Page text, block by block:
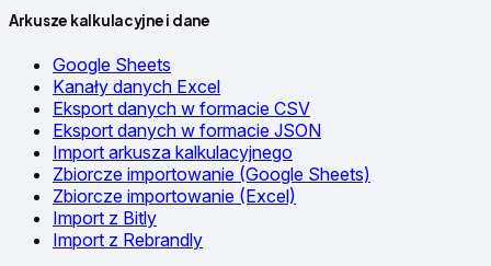
Arkusze kalkulacyjne i dane
Google Sheets
Kanały danych Excel
Eksport danych w formacie CSV
Eksport danych w formacie JSON
Import arkusza kalkulacyjnego
Zbiorcze importowanie (Google Sheets)
Zbiorcze importowanie (Excel)
Import z Bitly
Import z Rebrandly